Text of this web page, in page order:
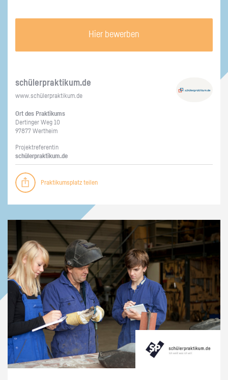
Hier bewerben
schü­ler­prak­ti­kum.de
www.​schüler​prak​tiku​m.​de
Ort des Prak­ti­kums
Der­tin­ger Weg 10
97877 Wert­heim
Pro­jekt­re­fe­ren­tin
schü­ler­prak­ti­kum.de
Praktikumsplatz teilen